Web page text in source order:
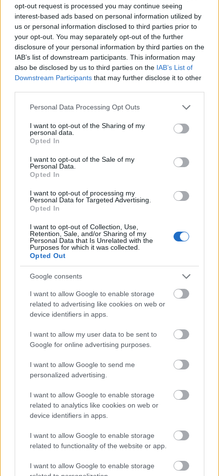
opt-out request is processed you may continue seeing
interest-based ads based on personal information utilized by
us or personal information disclosed to third parties prior to
your opt-out. You may separately opt-out of the further
disclosure of your personal information by third parties on the
IAB’s list of downstream participants. This information may
also be disclosed by us to third parties on the IAB’s List of
Downstream Participants that may further disclose it to other
Please note that this website/app uses one or more Google
not limited to your visit or usage behaviour. You may click to
grant or deny consent to Google and its third-party tags to
use your data for below specified purposes in below Google
consent section.
Personal Data Processing Opt Outs
I want to opt-out of the Sharing of my
personal data.
Opted In
I want to opt-out of the Sale of my
Personal Data.
Opted In
I want to opt-out of processing my
Personal Data for Targeted Advertising.
Opted In
I want to opt-out of Collection, Use,
Retention, Sale, and/or Sharing of my
Personal Data that Is Unrelated with the
Purposes for which it was collected.
Opted Out
Google consents
I want to allow Google to enable storage
related to advertising like cookies on web or
device identifiers in apps.
I want to allow my user data to be sent to
Google for online advertising purposes.
I want to allow Google to send me
personalized advertising.
I want to allow Google to enable storage
related to analytics like cookies on web or
device identifiers in apps.
I want to allow Google to enable storage
related to functionality of the website or app.
I want to allow Google to enable storage
care nu sunt alaturi de ceilalti cand este prilej de
bucurie, dar si cativa prieteni pe care nu ii credeati
foarte sinceri, tocmai pana intr-un astfel de
moment. In cazul in care descoperiti ca o persoana
din anturajul sau familiile voastre nu se bucura
pentru voi, veti simti in tonul vocii sale, in
atitudinea ulterioara sau chiar in frecventa cu care
mai tineti legatura. In ceea ce priveste prietenii
exclamare pe Facebook dupa ce anuntati logodna,
cei care va vor scoate in oras sa sarbatoriti si, mai
ales, cei care va vor suna sa va anunte ca va stau la
dispozitie cu orice aveti nevoie cand veti planifica
Sfat Karena:Nu va certati cu "acriturile", nu le
cereti explicatii pentru atitudinea rece si distanta,
nu va intristati. Bucurati-va de adevaratii prieteni si
de familie, sprijiniti-va pe ei la nevoie si fiti la
randul vostru alaturi de ei!
nuntilor